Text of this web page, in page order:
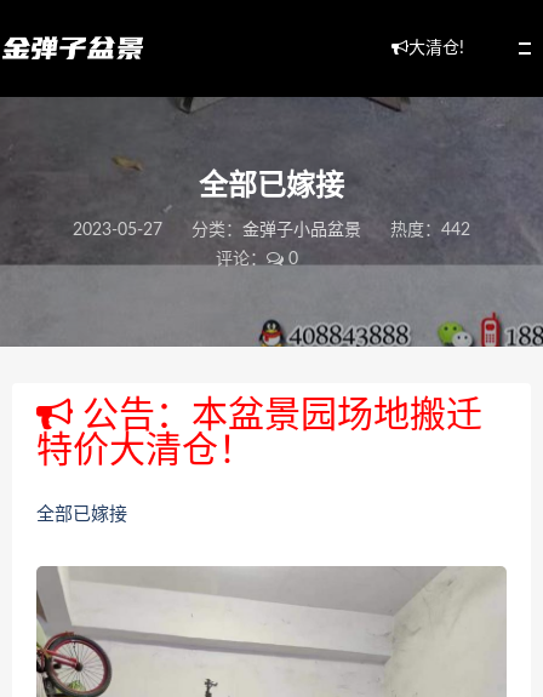
大清仓!
全部已嫁接
2023-05-27 分类： 金弹子小品盆景
热度：442
评论：
0
公告：本盆景园场地搬迁
特价大清仓！
全部已嫁接